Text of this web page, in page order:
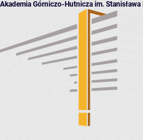
Akademia Górniczo-Hutnicza im.